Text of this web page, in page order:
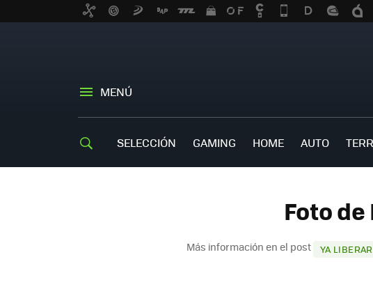
MENÚ
SELECCIÓN GAMING HOME AUTO
Foto
Más información en el post YA